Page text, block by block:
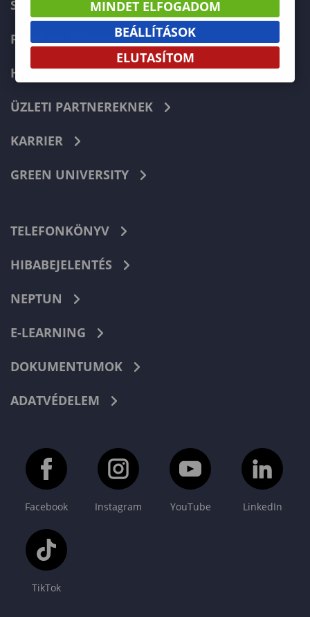
SZERVEZETI FELÉPÍTÉS
FELVÉTELIZŐKNEK
HALLGATÓKNAK
ÜZLETI PARTNEREKNEK
KARRIER
GREEN UNIVERSITY
TELEFONKÖNYV
HIBABEJELENTÉS
NEPTUN
E-LEARNING
DOKUMENTUMOK
ADATVÉDELEM
Facebook Instagram YouTube LinkedIn
TikTok
MINDET ELFOGADOM
BEÁLLÍTÁSOK
ELUTASÍTOM